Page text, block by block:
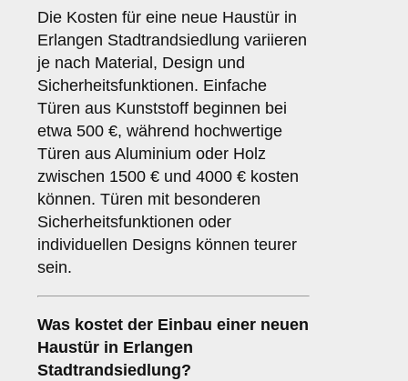
Die Kosten für eine neue Haustür in
Erlangen Stadtrandsiedlung variieren
je nach Material, Design und
Sicherheitsfunktionen. Einfache
Türen aus Kunststoff beginnen bei
etwa 500 €, während hochwertige
Türen aus Aluminium oder Holz
zwischen 1500 € und 4000 € kosten
können. Türen mit besonderen
Sicherheitsfunktionen oder
individuellen Designs können teurer
sein.
Was kostet der Einbau einer neuen
Haustür in Erlangen
Stadtrandsiedlung?